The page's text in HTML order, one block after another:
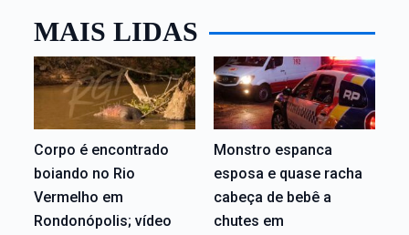
MAIS LIDAS
Corpo é encontrado
boiando no Rio
Vermelho em
Rondonópolis; vídeo
Monstro espanca
esposa e quase racha
cabeça de bebê a
chutes em